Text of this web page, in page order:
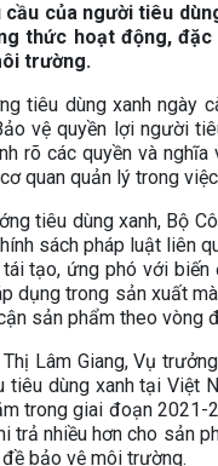
của người tiêu
thức hoạt động,
trường.
tiêu dùng xanh ngày
vệ quyền lợi người
rõ các quyền và
quan quản lý trong
tiêu dùng xanh, Bộ
sách pháp luật liên
tạo, ứng phó với
dụng trong sản xuất
sản phẩm theo vòng
Lâm Giang, Vụ
tiêu dùng xanh tại Việt
trong giai đoạn
trả nhiều hơn cho sản
bảo vệ môi trường.